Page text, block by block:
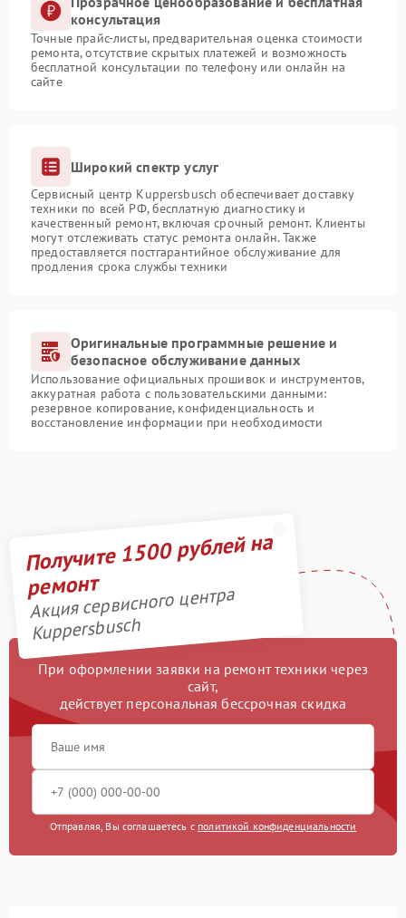
консультация
Точные прайс-листы, предварительная оценка стоимости
ремонта, отсутствие скрытых платежей и возможность
бесплатной консультации по телефону или онлайн на
сайте
Широкий спектр услуг
Сервисный центр Kuppersbusch обеспечивает доставку
техники по всей РФ, бесплатную диагностику и
качественный ремонт, включая срочный ремонт. Клиенты
могут отслеживать статус ремонта онлайн. Также
предоставляется постгарантийное обслуживание для
продления срока службы техники
Оригинальные программные решение и
безопасное обслуживание данных
Использование официальных прошивок и инструментов,
аккуратная работа с пользовательскими данными:
резервное копирование, конфиденциальность и
восстановление информации при необходимости
Получите 1500 рублей на
ремонт
Акция сервисного центра
Kuppersbusch
При оформлении заявки на ремонт техники через
сайт,
действует персональная бессрочная скидка
Отправляя, Вы соглашаетесь с политикой конфиденциальности